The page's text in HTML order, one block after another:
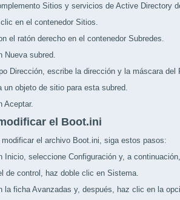
Sitios y servicios de Active Directory
en el contenedor Sitios.
el ratón derecho en el contenedor Subredes.
Nueva subred.
Dirección, escribe la dirección y la máscara
un objeto de sitio para esta subred.
Aceptar.
el Boot.ini
modificar el archivo Boot.ini, siga estos pasos:
Inicio, seleccione Configuración y, a
de control, haz doble clic en Sistema.
la ficha Avanzadas y, después, haz clic en la